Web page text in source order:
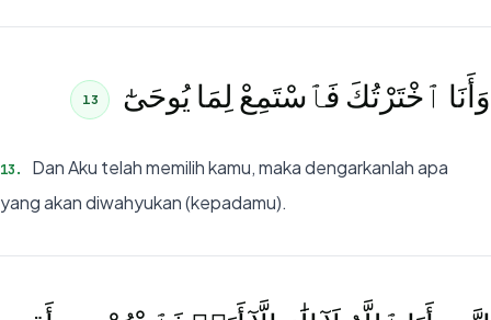
وَأَنَا ٱخْتَرْتُكَ فَٱسْتَمِعْ لِمَا يُوحَىٰٓ 13
13.
Dan Aku telah memilih kamu, maka dengarkanlah apa
yang akan diwahyukan (kepadamu).